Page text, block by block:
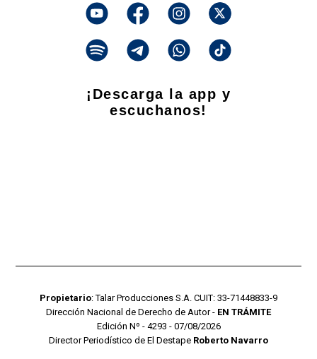
¡Descarga la app y
escuchanos!
Propietario: Talar Producciones S.A. CUIT: 33-71448833-9
Dirección Nacional de Derecho de Autor - EN TRÁMITE
Edición Nº - 4293 - 07/08/2026
Director Periodístico de El Destape Roberto Navarro